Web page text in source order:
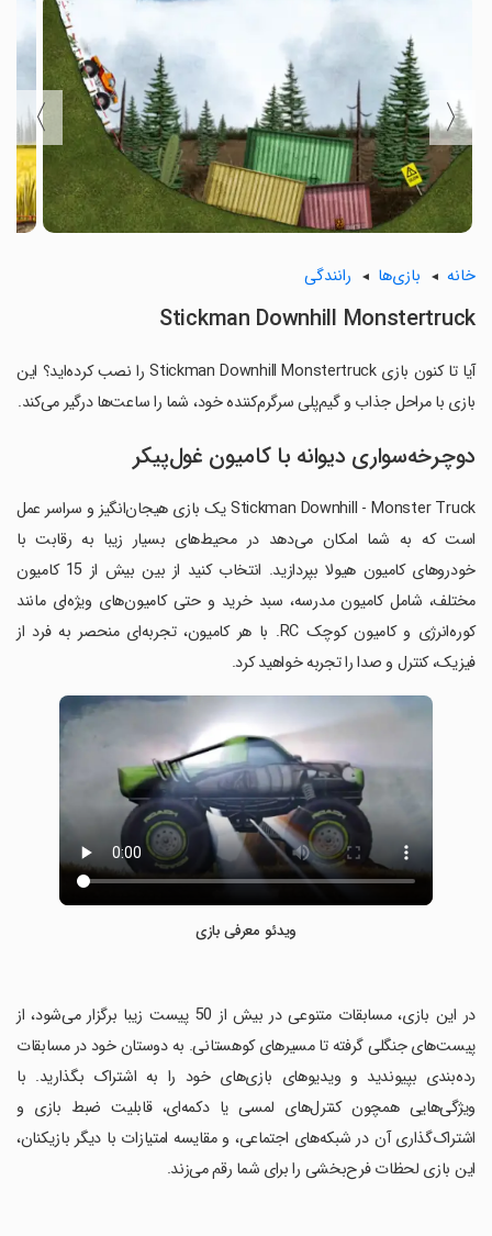
〈
〉
خانه بازی‌ها رانندگی
Stickman Downhill Monstertruck
آیا تا کنون بازی Stickman Downhill Monstertruck را نصب کرده‌اید؟ این
بازی با مراحل جذاب و گیم‌پلی سرگرم‌کننده خود، شما را ساعت‌ها درگیر می‌کند.
دوچرخه‌سواری دیوانه با کامیون غول‌پیکر
Stickman Downhill - Monster Truck یک بازی هیجان‌انگیز و سراسر عمل
است که به شما امکان می‌دهد در محیط‌های بسیار زیبا به رقابت با
خودروهای کامیون هیولا بپردازید. انتخاب کنید از بین بیش از 15 کامیون
مختلف، شامل کامیون مدرسه، سبد خرید و حتی کامیون‌های ویژه‌ای مانند
کوره‌انرژی و کامیون کوچک RC. با هر کامیون، تجربه‌ای منحصر به فرد از
فیزیک، کنترل و صدا را تجربه خواهید کرد.
ویدئو معرفی بازی
‏در این بازی، مسابقات متنوعی در بیش از 50 پیست زیبا برگزار می‌شود، از
پیست‌های جنگلی گرفته تا مسیرهای کوهستانی. به دوستان خود در مسابقات
رده‌بندی بپیوندید و ویدیوهای بازی‌های خود را به اشتراک بگذارید. با
ویژگی‌هایی همچون کنترل‌های لمسی یا دکمه‌ای، قابلیت ضبط بازی و
اشتراک‌گذاری آن در شبکه‌های اجتماعی، و مقایسه امتیازات با دیگر بازیکنان،
این بازی لحظات فرح‌بخشی را برای شما رقم می‌زند.